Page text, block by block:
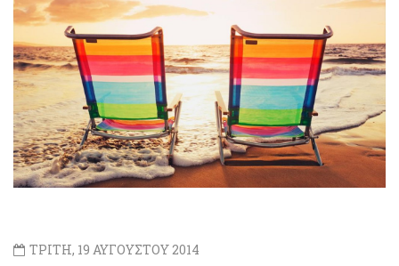
ΤΡΙΤΗ, 19 ΑΥΓΟΥΣΤΟΥ 2014